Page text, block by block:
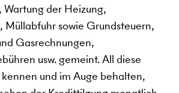
der Heizung,
Müllabfuhr sowie Grundsteuern,
Gasrechnungen,
usw. gemeint. All diese
kennen und im Auge behalten,